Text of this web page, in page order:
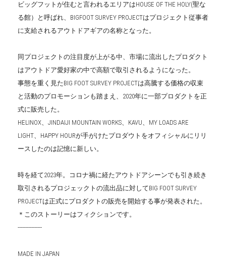
ビッグフットが住むと言われるエリアはHOUSE OF THE HOLY(聖な
る館）と呼ばれ、BIGFOOT SURVEY PROJECTはプロジェクト従事者
に支給されるアウトドアギアの名称となった。
同プロジェクトの注目度が上がる中、市場に流出したプロダクト
はアウトドア愛好家の中で高額で取引されるようになった。
事態を重く見たBIG FOOT SURVEY PROJECTは高騰する価格の収束
と活動のプロモーションも踏まえ、2020年に一部プロダクトを正
式に販売した。
HELINOX、JINDAIJI MOUNTAIN WORKS、KAVU、MY LOADS ARE
LIGHT、HAPPY HOURが手がけたプロダウトをオフィシャルにリリ
ースしたのは記憶に新しい。
時を経て2023年。コロナ禍に経たアウトドアシーンでも引き続き
取引されるプロジェックトの流出品に対してBIG FOOT SURVEY
PROJECTは正式にプロダクトの販売を開始する事が発表された。
＊このストーリーはフィクションです。
----------------
MADE IN JAPAN